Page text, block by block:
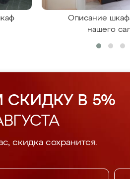
Описание
нашего
В 5%
скидка сохранится.